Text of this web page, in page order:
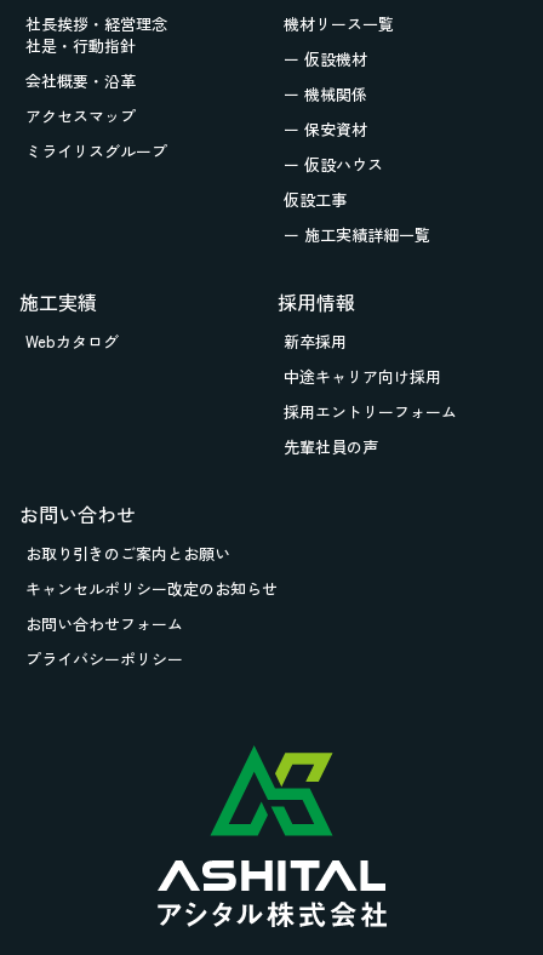
社長挨拶・経営理念
社是・行動指針
会社概要・沿革
アクセスマップ
ミライリスグループ
機材リース一覧
ー 仮設機材
ー 機械関係
ー 保安資材
ー 仮設ハウス
仮設工事
ー 施工実績詳細一覧
施工実績
Webカタログ
採用情報
新卒採用
中途キャリア向け採用
採用エントリーフォーム
先輩社員の声
お問い合わせ
お取り引きのご案内とお願い
キャンセルポリシー改定のお知らせ
お問い合わせフォーム
プライバシーポリシー